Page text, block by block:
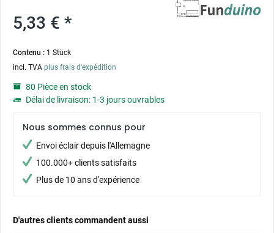
5,33 € *
Contenu : 1 Stück
incl. TVA plus frais d'expédition
80 Pièce en stock
Délai de livraison: 1-3 jours ouvrables
Nous sommes connus pour
Envoi éclair depuis l'Allemagne
100.000+ clients satisfaits
Plus de 10 ans d'expérience
D'autres clients commandent aussi